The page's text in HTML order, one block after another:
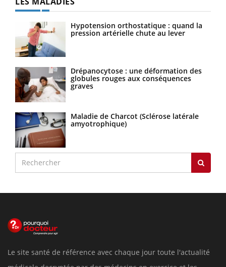
Hypotension orthostatique : quand la
pression artérielle chute au lever
Drépanocytose : une déformation des
globules rouges aux conséquences
graves
Maladie de Charcot (Sclérose latérale
amyotrophique)
Le site santé de référence avec chaque jour toute l'actualité